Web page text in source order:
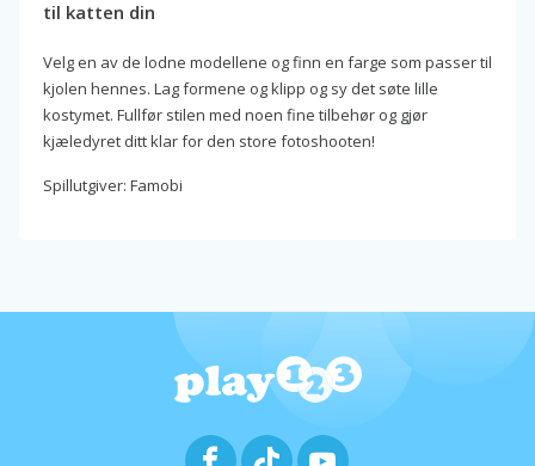
til katten din
Velg en av de lodne modellene og finn en farge som passer til
kjolen hennes. Lag formene og klipp og sy det søte lille
kostymet. Fullfør stilen med noen fine tilbehør og gjør
kjæledyret ditt klar for den store fotoshooten!
Spillutgiver: Famobi